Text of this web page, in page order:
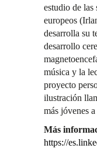
estudio de las
europeos
desarrolla su
desarrollo
música y la
proyecto
ilustración
más jóvenes
Más
https://